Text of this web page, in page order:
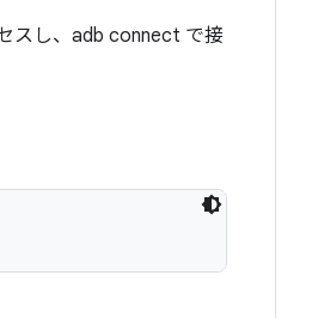
スし、adb connect で接